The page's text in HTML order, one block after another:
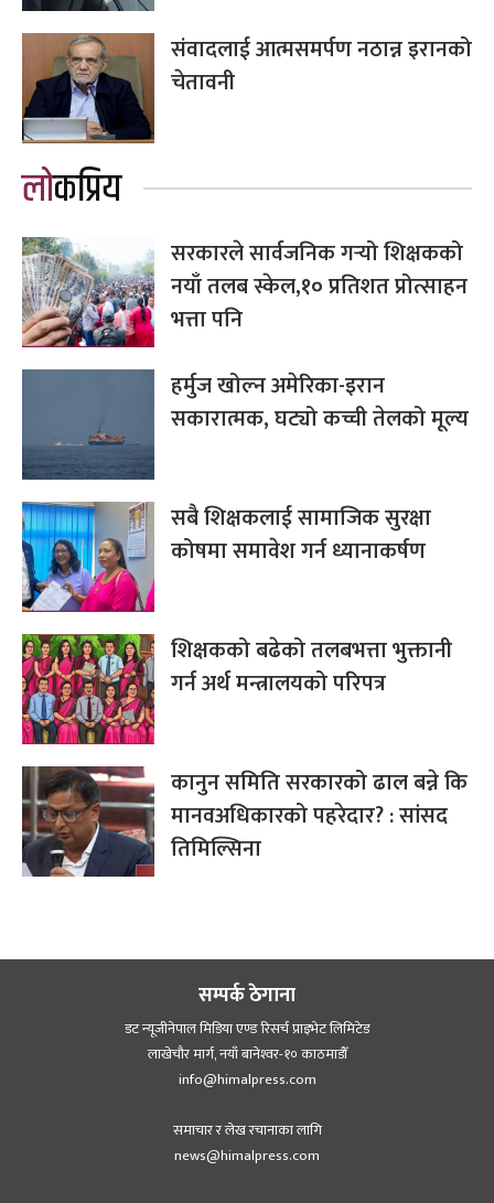
संवादलाई आत्मसमर्पण नठान्न इरानको
चेतावनी
लोकप्रिय
सरकारले सार्वजनिक गर्‍यो शिक्षकको
नयाँ तलब स्केल,१० प्रतिशत प्रोत्साहन
भत्ता पनि
हर्मुज खोल्न अमेरिका-इरान
सकारात्मक, घट्यो कच्ची तेलको मूल्य
सबै शिक्षकलाई सामाजिक सुरक्षा
कोषमा समावेश गर्न ध्यानाकर्षण
शिक्षकको बढेको तलबभत्ता भुक्तानी
गर्न अर्थ मन्त्रालयको परिपत्र
कानुन समिति सरकारको ढाल बन्ने कि
मानवअधिकारको पहरेदार? : सांसद
तिमिल्सिना
सम्पर्क ठेगाना
डट न्यूजीनेपाल मिडिया एण्ड रिसर्च प्राइभेट लिमिटेड
लाखेचौर मार्ग, नयाँ बानेश्‍वर-१० काठमाडौँ
info@himalpress.com
समाचार र लेख रचानाका लागि
news@himalpress.com